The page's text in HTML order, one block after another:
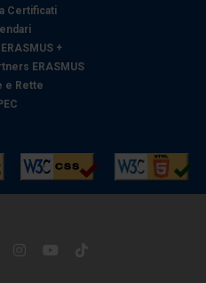
Certificati
+
ERASMUS
e Rette
PEC